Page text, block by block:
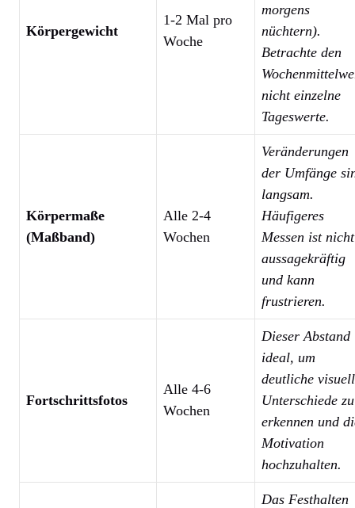
Körpergewicht
1-2 Mal pro
Woche
morgens
nüchtern).
Betrachte den
nicht einzelne
Tageswerte.
Körpermaße
(Maßband)
Alle 2-4
Wochen
Veränderungen
der Umfänge
langsam.
Häufigeres
Messen ist nicht
aussagekräftig
und kann
frustrieren.
Fortschrittsfotos
Alle 4-6
Wochen
Dieser Abstand
ideal, um
deutliche
Unterschiede zu
erkennen und
Motivation
hochzuhalten.
Das Festhalten